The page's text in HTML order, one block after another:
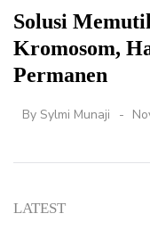
Solusi
Kromosom,
Permanen
By Sylmi Munaji
LATEST